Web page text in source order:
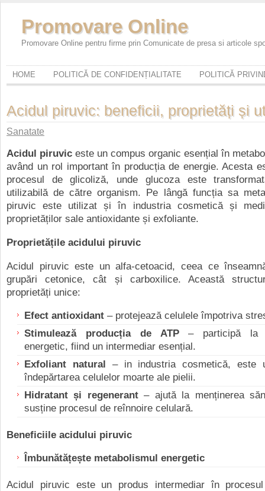
Promovare Online
Promovare Online pentru firme prin Comunicate de presa si articole
HOME POLITICĂ DE CONFIDENȚIALITATE POLITICĂ
Acidul piruvic: beneficii, proprietăți și
Sanatate
Acidul piruvic este un compus organic esențial în
având un rol important în producția de energie. Acesta
procesul de glicoliză, unde glucoza este
utilizabilă de către organism. Pe lângă funcția sa
piruvic este utilizat și în industria cosmetică și
proprietăților sale antioxidante și exfoliante.
Proprietățile acidului piruvic
Acidul piruvic este un alfa-cetoacid, ceea ce
grupări cetonice, cât și carboxilice. Această
proprietăți unice:
Efect antioxidant – protejează celulele împotriva
Stimulează producția de ATP– participă la
energetic, fiind un intermediar esențial.
Exfoliant natural – in industria cosmetică, este
îndepărtarea celulelor moarte ale pielii.
Hidratant și regenerant– ajută la menținerea
susține procesul de reînnoire celulară.
Beneficiile acidului piruvic
Îmbunătățește metabolismul energetic
Acidul piruvic este un produs intermediar în